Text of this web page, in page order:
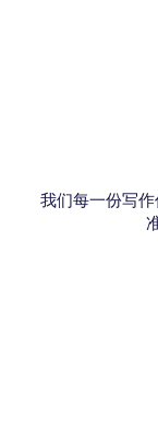
我们每一份写